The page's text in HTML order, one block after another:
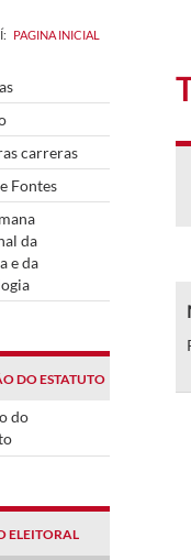
PAGINA INICIAL
carreras
Fontes
da
e da
DO ESTATUTO
do
ELEITORAL